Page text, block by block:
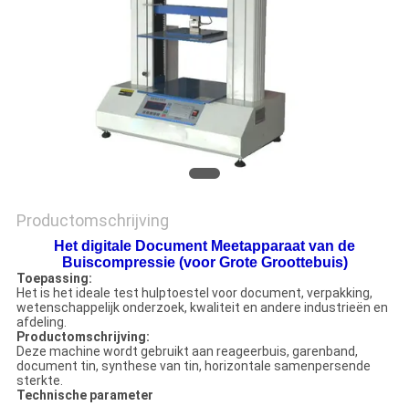
Productomschrijving
Het digitale Document Meetapparaat van de
Buiscompressie (voor Grote Groottebuis)
Toepassing:
Het is het ideale test hulptoestel voor document, verpakking,
wetenschappelijk onderzoek, kwaliteit en andere industrieën en
afdeling.
Productomschrijving:
Deze machine wordt gebruikt aan reageerbuis, garenband,
document tin, synthese van tin, horizontale samenpersende
sterkte.
Technische parameter